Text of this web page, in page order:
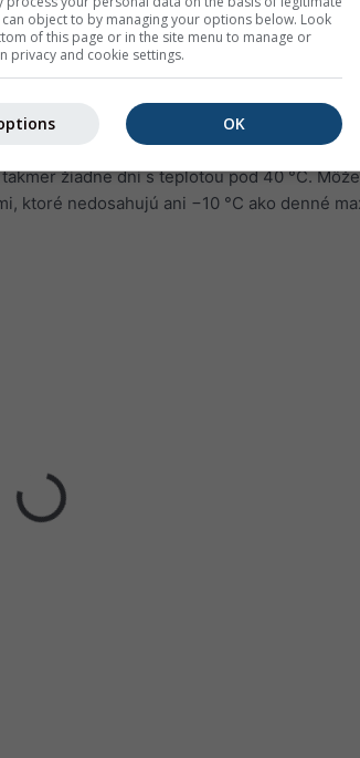
koľko dní za mesiac dosiahne určitú
žiadne dni s teplotou pod 40 °C.
ktoré nedosahujú ani −10 °C ako denné
object to by managing your options below. Look
of this page or in the site menu to manage or
privacy and cookie settings.
OK